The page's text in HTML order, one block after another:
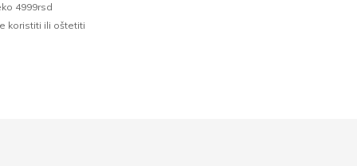
4999rsd
koristiti ili oštetiti